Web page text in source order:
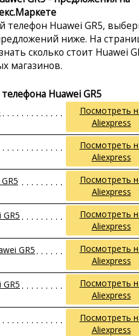
Huawei GR5,
ниже. На
сколько стоит Huawei
магазинов.
Huawei GR5
Посмотреть
Aliexpress
Посмотреть
Aliexpress
Посмотреть
Aliexpress
Посмотреть
Aliexpress
GR5
Посмотреть
Aliexpress
Посмотреть
Aliexpress
Посмотреть
Aliexpress